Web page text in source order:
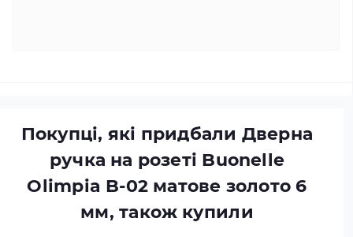
Покупці, які придбали Дверна
ручка на розеті Buonelle
Olimpia B-02 матове золото 6
мм, також купили